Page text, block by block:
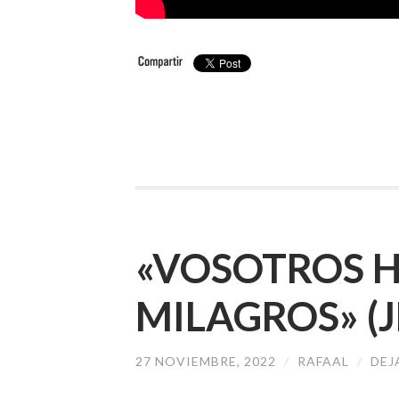
«VOSOTROS
MILAGROS»
27 NOVIEMBRE, 2022 / RAFAAL /